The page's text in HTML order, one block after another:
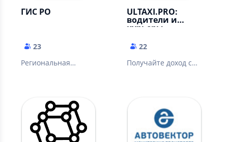
ГИС РО
23
Региональная
ULTAXI.PRO:
водители и
курьеры
22
Получайте доход с